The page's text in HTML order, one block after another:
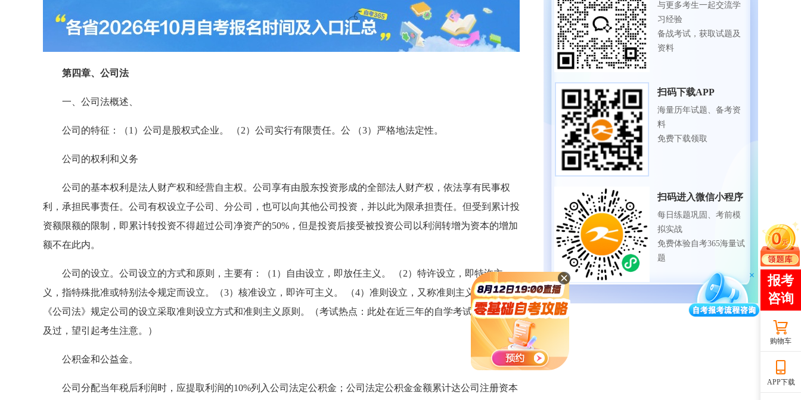
第四章、公司法
一、公司法概述、
公司的特征：（1）公司是股权式企业。 （2）公司实行有限责任。公 （3）严格地法定性。
公司的权利和义务
公司的基本权利是法人财产权和经营自主权。公司享有由股东投资形成的全部法人财产权，依法享有民事权
利，承担民事责任。公司有权设立子公司、分公司，也可以向其他公司投资，并以此为限承担责任。但受到累计投
资额限额的限制，即累计转投资不得超过公司净资产的50%，但是投资后接受被投资公司以利润转增为资本的增加
额不在此内。
公司的设立。公司设立的方式和原则，主要有：（1）自由设立，即放任主义。 （2）特许设立，即特许主
义，指特殊批准或特别法令规定而设立。（3）核准设立，即许可主义。 （4）准则设立，又称准则主义。我国
《公司法》规定公司的设立采取准则设立方式和准则主义原则。（考试热点：此处在近三年的自学考试试题中都涉
及过，望引起考生注意。）
公积金和公益金。
公司分配当年税后利润时，应提取利润的10%列入公司法定公积金；公司法定公积金金额累计达公司注册资本
与更多考生一起交流学
习经验
备战考试，获取试题及
资料
扫码下载APP
海量历年试题、备考资
料
免费下载领取
扫码进入微信小程序
每日练题巩固、考前模
拟实战
免费体验自考365海量试
题
购物车
APP下载